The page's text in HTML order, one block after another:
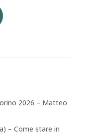
2026 – Matteo
– Come stare in